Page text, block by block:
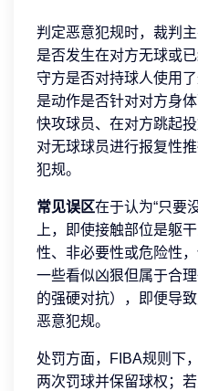
判定恶意犯规时，裁判
是否发生在对方无球或
守方是否对持球人使用
是动作是否针对对方身
快攻球员、在对方跳起
对无球球员进行报复性
犯规。
常见误区在于认为“只要
上，即使接触部位是躯
性、非必要性或危险性
一些看似凶狠但属于合
的强硬对抗），即便导
恶意犯规。
处罚方面，FIBA规则下
两次罚球并保留球权；